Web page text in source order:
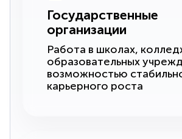
Государственные
организации
Работа в школах,
образовательных
возможностью
карьерного роста